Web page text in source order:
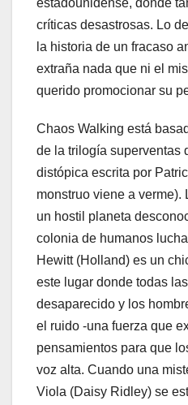
estadounidense, donde
críticas desastrosas. Lo
la historia de un fracaso
extraña nada que ni el
querido promocionar su
Chaos Walking está
de la trilogía superventas
distópica escrita por
monstruo viene a
un hostil planeta
colonia de humanos
Hewitt (Holland) es un
este lugar donde todas
desaparecido y los
el ruido -una fuerza que
pensamientos para que
voz alta. Cuando una
Viola (Daisy Ridley) se